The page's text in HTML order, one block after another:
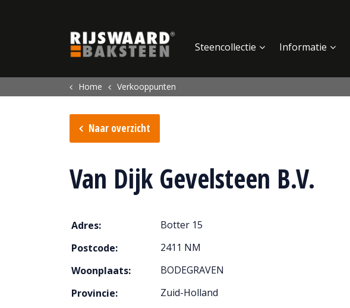
Steencollectie Informatie
Home Verkooppunten
Naar overzicht
Van Dijk Gevelsteen B.V.
Adres:
Botter 15
Postcode:
2411 NM
Woonplaats:
BODEGRAVEN
Provincie:
Zuid-Holland